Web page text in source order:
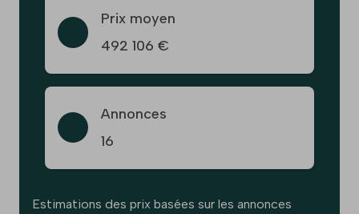
Prix moyen
492 106 €
Annonces
16
Estimations des prix basées sur les annonces